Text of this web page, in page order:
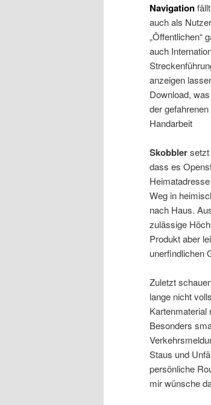
Navigation
auch als
„Öffentlichen“
auch
anzeigen
Download,
der
Handarbeit
Skobblersetzt
dass es
Weg in
nach Haus.
zulässige
Produkt aber
unerfindlichen
Zuletzt
lange nicht
Kartenmaterial
Besonders
Staus und
persönliche
mir wünsche